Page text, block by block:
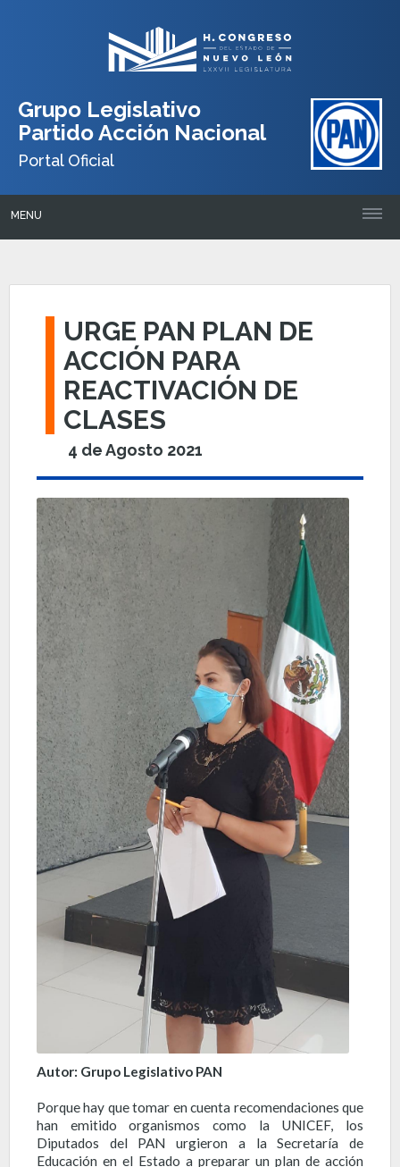
Grupo Legislativo
Partido Acción Nacional
Portal Oficial
MENU
URGE PAN PLAN DE
ACCIÓN PARA
REACTIVACIÓN DE
CLASES
4 de Agosto 2021
Autor: Grupo Legislativo PAN
Porque hay que tomar en cuenta recomendaciones que
han emitido organismos como la UNICEF, los
Diputados del PAN urgieron a la Secretaría de
Educación en el Estado a preparar un plan de acción